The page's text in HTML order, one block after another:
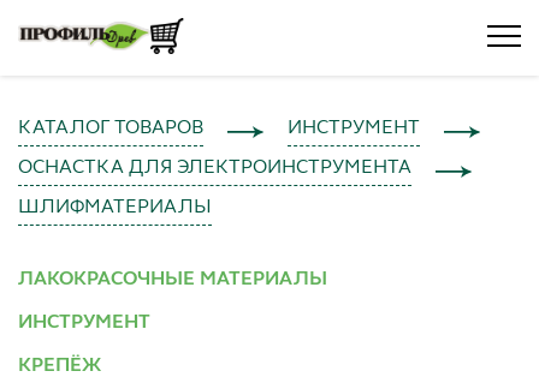
КАТАЛОГ ТОВАРОВ ИНСТРУМЕНТ
ОСНАСТКА ДЛЯ ЭЛЕКТРОИНСТРУМЕНТА
ШЛИФМАТЕРИАЛЫ
ЛАКОКРАСОЧНЫЕ МАТЕРИАЛЫ
ИНСТРУМЕНТ
КРЕПЁЖ